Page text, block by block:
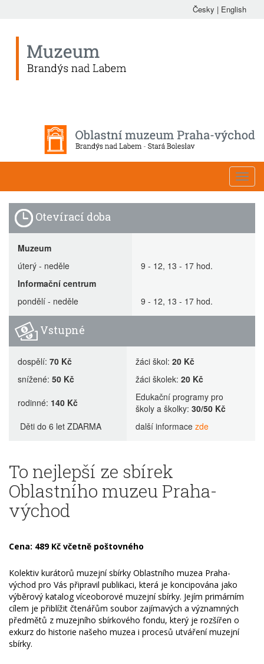
Česky | English
Otevírací doba
Muzeum
úterý - neděle
9 - 12, 13 - 17 hod.
Informační centrum
pondělí - neděle
9 - 12, 13 - 17 hod.
Vstupné
dospělí: 70 Kč žáci škol: 20 Kč
snížené: 50 Kč žáci školek: 20 Kč
rodinné: 140 Kč
Edukační programy pro
školy a školky: 30/50 Kč
Děti do 6 let ZDARMA
další informace zde
To nejlepší ze sbírek
Oblastního muzeu Praha-
východ
Cena: 489 Kč včetně poštovného
Kolektiv kurátorů muzejní sbírky Oblastního muzea Praha-
východ pro Vás připravil publikaci, která je koncipována jako
výběrový katalog víceoborové muzejní sbírky. Jejím primárním
cílem je přiblížit čtenářům soubor zajímavých a významných
předmětů z muzejního sbírkového fondu, který je rozšířen o
exkurz do historie našeho muzea i procesů utváření muzejní
sbírky.